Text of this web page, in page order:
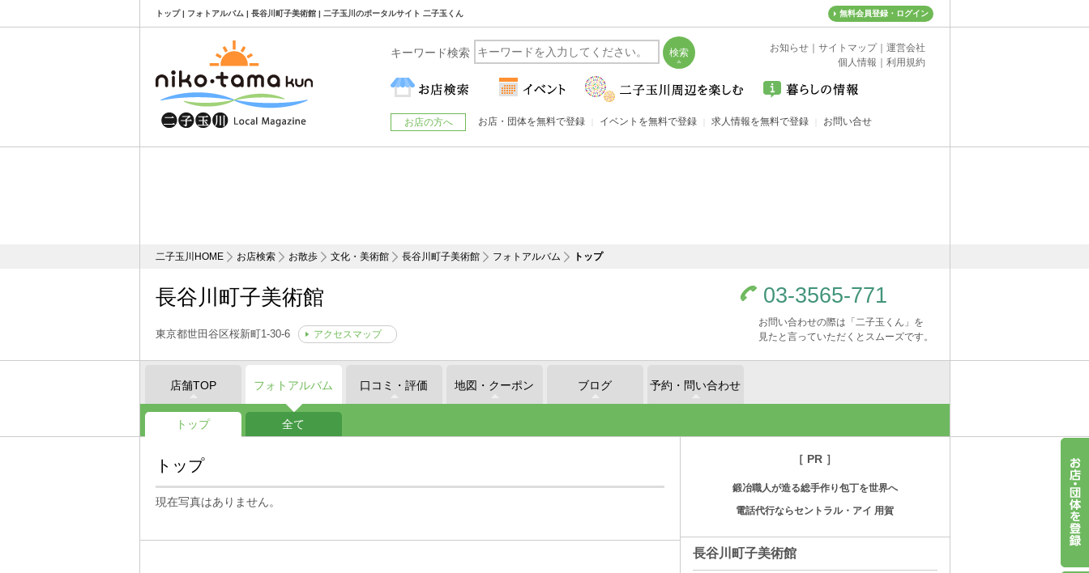
トップ | フォトアルバム | 長谷川町子美術館 | 二子玉川のポータルサイト 二子玉くん 無料会員登録・ログイン
二子玉川HOME お店検索 お散歩 文化・美術館 長谷川町子美術館 フォトアルバム トップ
長谷川町子美術館
東京都世田谷区桜新町1-30-6 アクセスマップ
03-3565-771
お問い合わせの際は「二子玉くん」を
見たと言っていただくとスムーズです。
店舗TOP フォトアルバム 口コミ・評価 地図・クーポン ブログ 予約・問い合わせ
トップ 全て
トップ
現在写真はありません。
［ PR ］
鍛冶職人が造る総手作り包丁を世界へ
電話代行ならセントラル・アイ 用賀
長谷川町子美術館
キーワード検索 お知らせ サイトマップ｜ 運営会社
個人情報
利用規約
お店の方へ お店・団体を無料で登録 イベントを無料で登録 求人情報を無料で登録 お問い合せ